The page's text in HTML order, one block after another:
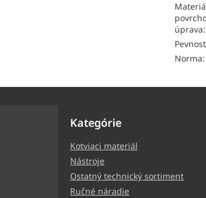
úprava:
Pevnosť
Norma:
Kategórie
Kotviaci materiál
Nástroje
Ostatný technický sortiment
Ručné náradie